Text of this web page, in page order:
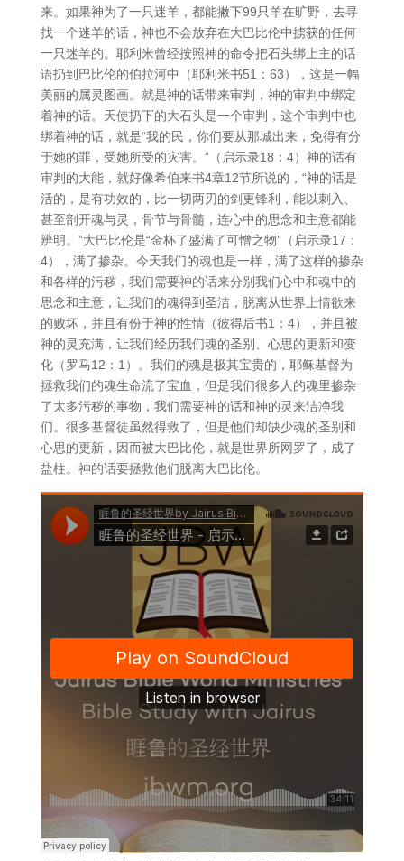
来。如果神为了一只迷羊，都能撇下99只羊在旷野，去寻
找一个迷羊的话，神也不会放弃在大巴比伦中掳获的任何
一只迷羊的。耶利米曾经按照神的命令把石头绑上主的话
语扔到巴比伦的伯拉河中（耶利米书51：63），这是一幅
美丽的属灵图画。就是神的话带来审判，神的审判中绑定
着神的话。天使扔下的大石头是一个审判，这个审判中也
绑着神的话，就是“我的民，你们要从那城出来，免得有分
于她的罪，受她所受的灾害。”（启示录18：4）神的话有
审判的大能，就好像希伯来书4章12节所说的，“神的话是
活的，是有功效的，比一切两刃的剑更锋利，能以刺入、
甚至剖开魂与灵，骨节与骨髓，连心中的思念和主意都能
辨明。”大巴比伦是“金杯了盛满了可憎之物”（启示录17：
4），满了掺杂。今天我们的魂也是一样，满了这样的掺杂
和各样的污秽，我们需要神的话来分别我们心中和魂中的
思念和主意，让我们的魂得到圣洁，脱离从世界上情欲来
的败坏，并且有份于神的性情（彼得后书1：4），并且被
神的灵充满，让我们经历我们魂的圣别、心思的更新和变
化（罗马12：1）。我们的魂是极其宝贵的，耶稣基督为
拯救我们的魂生命流了宝血，但是我们很多人的魂里掺杂
了太多污秽的事物，我们需要神的话和神的灵来洁净我
们。很多基督徒虽然得救了，但是他们却缺少魂的圣别和
心思的更新，因而被大巴比伦，就是世界所网罗了，成了
盐柱。神的话要拯救他们脱离大巴比伦。